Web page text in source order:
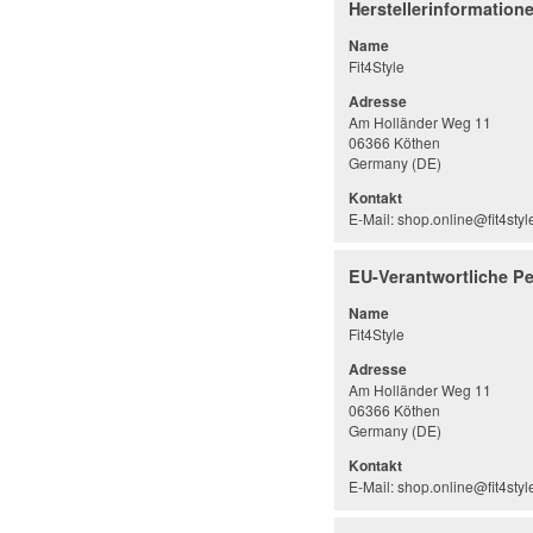
Name
Fit4Style
Adresse
Am Holländer Weg 11
06366 Köthen
Germany (DE)
Kontakt
E-Mail:
EU-Verantwortliche
Name
Fit4Style
Adresse
Am Holländer Weg 11
06366 Köthen
Germany (DE)
Kontakt
E-Mail: